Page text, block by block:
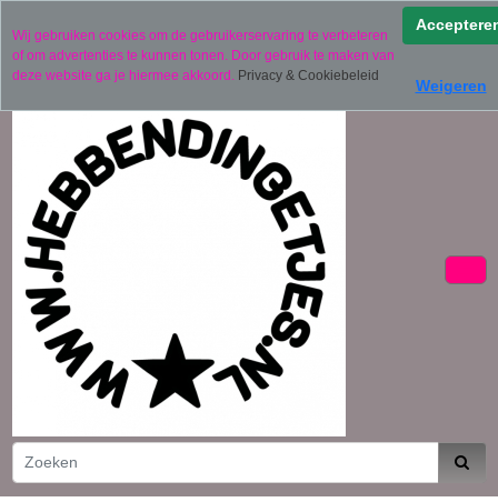
gepersonaliseerde producten)
06 11441834
Wij gebruiken cookies om de gebruikerservaring te verbeteren
of om advertenties te kunnen tonen. Door gebruik te maken van
deze website ga je hiermee akkoord. Privacy & Cookiebeleid
Weigeren